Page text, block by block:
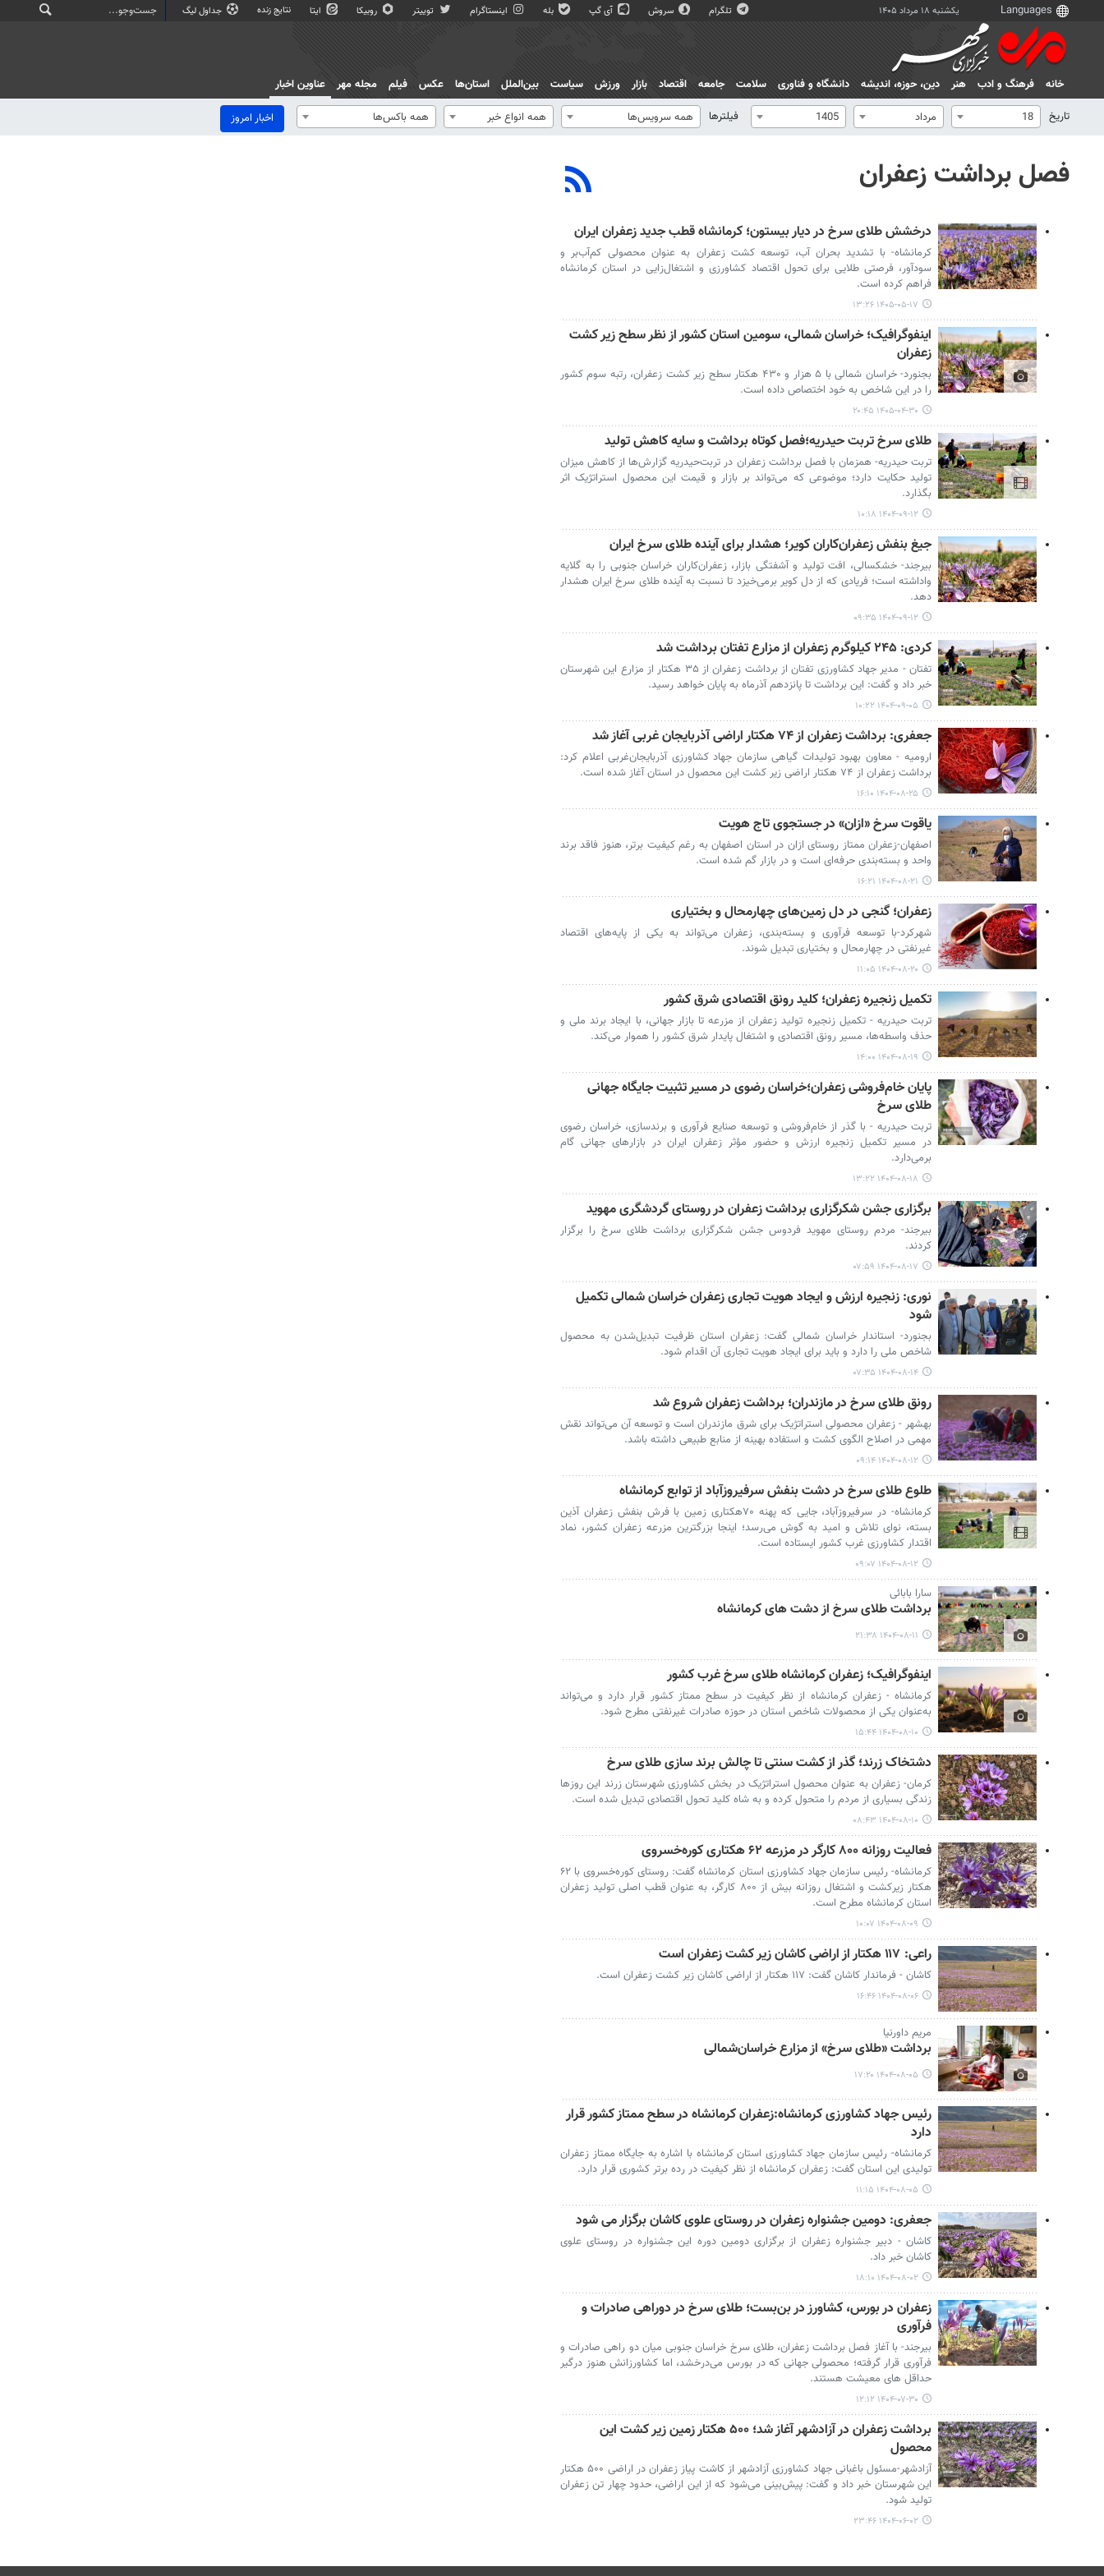
یکشنبه ۱۸ مرداد ۱۴۰۵ تلگرام سروش آی گپ بله اینستاگرام توییتر روبیکا ایتا نتایج زنده جداول لیگ
خانه فرهنگ و ادب هنر دين، حوزه، انديشه دانشگاه و فناوری سلامت جامعه اقتصاد بازار ورزش سیاست بین‌الملل استان‌ها عکس فیلم مجله مهر
عناوین اخبار
تاریخ
18 مرداد 1405 فیلترها همه سرویس‌ها همه انواع خبر همه باکس‌ها اخبار امروز
فصل برداشت زعفران
درخشش طلای سرخ در دیار بیستون؛ کرمانشاه قطب جدید زعفران ایران
کرمانشاه- با تشدید بحران آب، توسعه کشت زعفران به عنوان محصولی کم‌آب‌بر و
سودآور، فرصتی طلایی برای تحول اقتصاد کشاورزی و اشتغال‌زایی در استان کرمانشاه
فراهم کرده است.
۱۴۰۵-۰۵-۱۷ ۱۳:۲۶
اینفوگرافیک؛ خراسان شمالی، سومین استان کشور از نظر سطح زیر کشت
زعفران
بجنورد- خراسان شمالی با ۵ هزار و ۴۳۰ هکتار سطح زیر کشت زعفران، رتبه سوم کشور
را در این شاخص به خود اختصاص داده است.
۱۴۰۵-۰۴-۳۰ ۲۰:۴۵
طلای سرخ تربت حیدریه؛فصل کوتاه برداشت و سایه کاهش تولید
تربت حیدریه- همزمان با فصل برداشت زعفران در تربت‌حیدریه گزارش‌ها از کاهش میزان
تولید حکایت دارد؛ موضوعی که می‌تواند بر بازار و قیمت این محصول استراتژیک اثر
بگذارد.
۱۴۰۴-۰۹-۱۲ ۱۰:۱۸
جیغ بنفش زعفران‌کاران کویر؛ هشدار برای آینده طلای سرخ ایران
بیرجند- خشکسالی، افت تولید و آشفتگی بازار، زعفران‌کاران خراسان جنوبی را به گلایه
واداشته است؛ فریادی که از دل کویر برمی‌خیزد تا نسبت به آینده طلای سرخ ایران هشدار
دهد.
۱۴۰۴-۰۹-۱۲ ۰۹:۳۵
کردی: ۲۴۵ کیلوگرم زعفران از مزارع تفتان برداشت شد
تفتان - مدیر جهاد کشاورزی تفتان از برداشت زعفران از ۳۵ هکتار از مزارع این شهرستان
خبر داد و گفت: این برداشت تا پانزدهم آذرماه به پایان خواهد رسید.
۱۴۰۴-۰۹-۰۵ ۱۰:۲۲
جعفری: برداشت زعفران از ۷۴ هکتار اراضی آذربایجان‌ غربی آغاز شد
ارومیه - معاون بهبود تولیدات گیاهی سازمان جهاد کشاورزی آذربایجان‌غربی اعلام کرد:
برداشت زعفران از ۷۴ هکتار اراضی زیر کشت این محصول در استان آغاز شده است.
۱۴۰۴-۰۸-۲۵ ۱۶:۱۰
یاقوت سرخ «ازان» در جستجوی تاج هویت
اصفهان-زعفران ممتاز روستای ازان در استان اصفهان به رغم کیفیت برتر، هنوز فاقد برند
واحد و بسته‌بندی حرفه‌ای است و در بازار گم شده است.
۱۴۰۴-۰۸-۲۱ ۱۶:۲۱
زعفران؛ گنجی در دل زمین‌های چهارمحال و بختیاری
شهرکرد-با توسعه فرآوری و بسته‌بندی، زعفران می‌تواند به یکی از پایه‌های اقتصاد
غیرنفتی در چهارمحال و بختیاری تبدیل شوند.
۱۴۰۴-۰۸-۲۰ ۱۱:۰۵
تکمیل زنجیره زعفران؛ کلید رونق اقتصادی شرق کشور
تربت حیدریه - تکمیل زنجیره تولید زعفران از مزرعه تا بازار جهانی، با ایجاد برند ملی و
حذف واسطه‌ها، مسیر رونق اقتصادی و اشتغال پایدار شرق کشور را هموار می‌کند.
۱۴۰۴-۰۸-۱۹ ۱۴:۰۰
پایان خام‌فروشی زعفران؛خراسان رضوی در مسیر تثبیت جایگاه جهانی
طلای سرخ
تربت حیدریه - با گذر از خام‌فروشی و توسعه صنایع فرآوری و برندسازی، خراسان رضوی
در مسیر تکمیل زنجیره ارزش و حضور مؤثر زعفران ایران در بازارهای جهانی گام
برمی‌دارد.
۱۴۰۴-۰۸-۱۸ ۱۳:۲۲
برگزاری جشن شکرگزاری برداشت زعفران در روستای گردشگری مهوید
بیرجند- مردم روستای مهوید فردوس جشن شکرگزاری برداشت طلای سرخ را برگزار
کردند.
۱۴۰۴-۰۸-۱۷ ۰۷:۵۹
نوری: زنجیره ارزش و ایجاد هویت تجاری زعفران خراسان شمالی تکمیل
شود
بجنورد- استاندار خراسان شمالی گفت: زعفران استان ظرفیت تبدیل‌شدن به محصول
شاخص ملی را دارد و باید برای ایجاد هویت تجاری آن اقدام شود.
۱۴۰۴-۰۸-۱۴ ۰۷:۳۵
رونق طلای سرخ در مازندران؛ برداشت زعفران شروع شد
بهشهر - زعفران محصولی استراتژیک برای شرق مازندران است و توسعه آن می‌تواند نقش
مهمی در اصلاح الگوی کشت و استفاده بهینه از منابع طبیعی داشته باشد.
۱۴۰۴-۰۸-۱۲ ۰۹:۱۴
طلوع طلای سرخ در دشت بنفش سرفیروزآباد از توابع کرمانشاه
کرمانشاه- در سرفیروزآباد، جایی که پهنه ۷۰هکتاری زمین با فرش بنفش زعفران آذین
بسته، نوای تلاش و امید به گوش می‌رسد؛ اینجا بزرگترین مزرعه زعفران کشور، نماد
اقتدار کشاورزی غرب کشور ایستاده است.
۱۴۰۴-۰۸-۱۲ ۰۹:۰۷
سارا بابائی
برداشت طلای سرخ از دشت های کرمانشاه
۱۴۰۴-۰۸-۱۱ ۲۱:۳۸
اینفوگرافیک؛ زعفران کرمانشاه طلای سرخ غرب کشور
کرمانشاه - زعفران کرمانشاه از نظر کیفیت در سطح ممتاز کشور قرار دارد و می‌تواند
به‌عنوان یکی از محصولات شاخص استان در حوزه صادرات غیرنفتی مطرح شود.
۱۴۰۴-۰۸-۱۰ ۱۵:۴۴
دشتخاک زرند؛ گذر از کشت سنتی تا چالش برند سازی طلای سرخ
کرمان- زعفران به عنوان محصول استراتژیک در بخش کشاورزی شهرستان زرند این روزها
زندگی بسیاری از مردم را متحول کرده و به شاه کلید تحول اقتصادی تبدیل شده است.
۱۴۰۴-۰۸-۱۰ ۰۸:۴۳
فعالیت روزانه ۸۰۰ کارگر در مزرعه ۶۲ هکتاری کوره‌خسروی
کرمانشاه- رئیس سازمان جهاد کشاورزی استان کرمانشاه گفت: روستای کوره‌خسروی با ۶۲
هکتار زیرکشت و اشتغال روزانه بیش از ۸۰۰ کارگر، به عنوان قطب اصلی تولید زعفران
استان کرمانشاه مطرح است.
۱۴۰۴-۰۸-۰۹ ۱۰:۰۷
راعی: ۱۱۷ هکتار از اراضی کاشان زیر کشت زعفران است
کاشان - فرماندار کاشان گفت: ۱۱۷ هکتار از اراضی کاشان زیر کشت زعفران است.
۱۴۰۴-۰۸-۰۶ ۱۶:۴۶
مریم داورنیا
برداشت «طلای سرخ» از مزارع خراسان‌شمالی
۱۴۰۴-۰۸-۰۵ ۱۷:۲۰
رئیس جهاد کشاورزی کرمانشاه:زعفران کرمانشاه در سطح ممتاز کشور قرار
دارد
کرمانشاه- رئیس سازمان جهاد کشاورزی استان کرمانشاه با اشاره به جایگاه ممتاز زعفران
تولیدی این استان گفت: زعفران کرمانشاه از نظر کیفیت در رده برتر کشوری قرار دارد.
۱۴۰۴-۰۸-۰۵ ۱۱:۱۵
جعفری: دومین جشنواره زعفران در روستای علوی کاشان برگزار می شود
کاشان - دبیر جشنواره زعفران از برگزاری دومین دوره این جشنواره در روستای علوی
کاشان خبر داد.
۱۴۰۴-۰۸-۰۲ ۱۸:۱۰
زعفران در بورس، کشاورز در بن‌بست؛ طلای سرخ در دوراهی صادرات و
فرآوری
بیرجند- با آغاز فصل برداشت زعفران، طلای سرخ خراسان جنوبی میان دو راهی صادرات و
فرآوری قرار گرفته؛ محصولی جهانی که در بورس می‌درخشد، اما کشاورزانش هنوز درگیر
حداقل های معیشت هستند.
۱۴۰۴-۰۷-۳۰ ۱۲:۱۲
برداشت زعفران در آزادشهر آغاز شد؛ ۵۰۰ هکتار زمین زیر کشت این
محصول
آزادشهر-مسئول باغبانی جهاد کشاورزی آزادشهر از کاشت پیاز زعفران در اراضی ۵۰۰ هکتار
این شهرستان خبر داد و گفت: پیش‌بینی می‌شود که از این اراضی، حدود چهار تن زعفران
تولید شود.
۱۴۰۴-۰۶-۰۲ ۲۳:۴۶